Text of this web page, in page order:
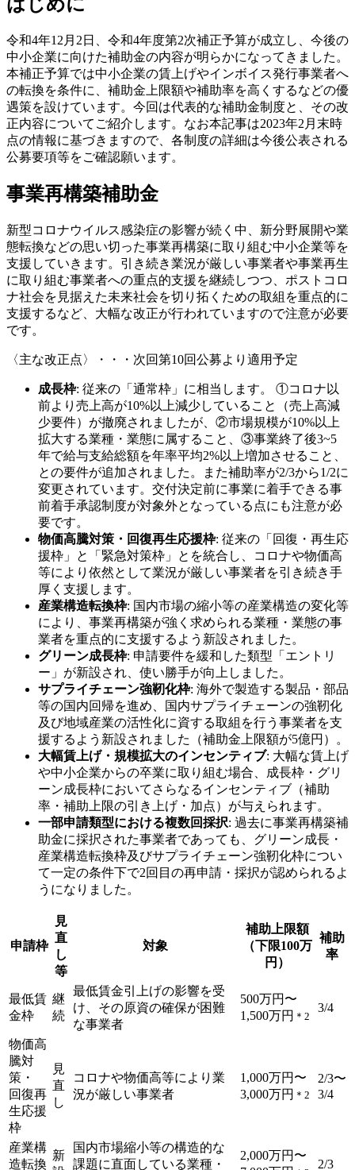
令和4年12月2日、令和4年度第2次補正予算が成立し、今後の
中小企業に向けた補助金の内容が明らかになってきました。
本補正予算では中小企業の賃上げやインボイス発行事業者へ
の転換を条件に、補助金上限額や補助率を高くするなどの優
遇策を設けています。今回は代表的な補助金制度と、その改
正内容についてご紹介します。なお本記事は2023年2月末時
点の情報に基づきますので、各制度の詳細は今後公表される
公募要項等をご確認願います。
事業再構築補助金
新型コロナウイルス感染症の影響が続く中、新分野展開や業
態転換などの思い切った事業再構築に取り組む中小企業等を
支援していきます。引き続き業況が厳しい事業者や事業再生
に取り組む事業者への重点的支援を継続しつつ、ポストコロ
ナ社会を見据えた未来社会を切り拓くための取組を重点的に
支援するなど、大幅な改正が行われていますので注意が必要
です。
〈主な改正点〉・・・次回第10回公募より適用予定
成長枠: 従来の「通常枠」に相当します。 ①コロナ以
前より売上高が10%以上減少していること（売上高減
少要件）が撤廃されましたが、②市場規模が10%以上
拡大する業種・業態に属すること、③事業終了後3~5
年で給与支給総額を年率平均2%以上増加させること、
との要件が追加されました。また補助率が2/3から1/2に
変更されています。交付決定前に事業に着手できる事
前着手承認制度が対象外となっている点にも注意が必
要です。
物価高騰対策・回復再生応援枠: 従来の「回復・再生応
援枠」と「緊急対策枠」とを統合し、コロナや物価高
等により依然として業況が厳しい事業者を引き続き手
厚く支援します。
産業構造転換枠: 国内市場の縮小等の産業構造の変化等
により、事業再構築が強く求められる業種・業態の事
業者を重点的に支援するよう新設されました。
グリーン成長枠: 申請要件を緩和した類型「エントリ
ー」が新設され、使い勝手が向上しました。
サプライチェーン強靭化枠: 海外で製造する製品・部品
等の国内回帰を進め、国内サプライチェーンの強靭化
及び地域産業の活性化に資する取組を行う事業者を支
援するよう新設されました（補助金上限額が5億円）。
大幅賃上げ・規模拡大のインセンティブ: 大幅な賃上げ
や中小企業からの卒業に取り組む場合、成長枠・グリ
ーン成長枠においてさらなるインセンティブ（補助
率・補助上限の引き上げ・加点）が与えられます。
一部申請類型における複数回採択: 過去に事業再構築補
助金に採択された事業者であっても、グリーン成長・
産業構造転換枠及びサプライチェーン強靭化枠につい
て一定の条件下で2回目の再申請・採択が認められるよ
うになりました。
申請枠
見
直
し
等
対象
補助上限額
（下限100万
円）
補助
率
最低賃
金枠
継
続
最低賃金引上げの影響を受
け、その原資の確保が困難
な事業者
500万円〜
1,500万円 ＊2
3/4
物価高
騰対
策・
回復再
生応援
枠
見
直
し
コロナや物価高等により業
況が厳しい事業者
1,000万円〜
3,000万円 ＊2
2/3〜
3/4
産業構
造転換
新
国内市場縮小等の構造的な
課題に直面している業種・
2,000万円〜
2/3